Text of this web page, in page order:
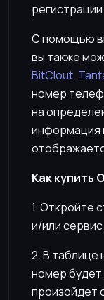
С помощью
вы также
BitClout,
номер
на
информация
Как купить
1. Откройте
и/или сервис
2. В таблице
номер будет
произойдет